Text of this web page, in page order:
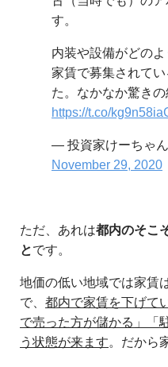
す。
内装や設備がどの
家賃で募集されて
た。なかなか驚きの
https://t.co/
— 投資家けーちゃ
November 29, 2020
ただ、あれは都内のそこ
とです。
地価の低い地域では家賃
で、 都内で家賃を下げて
で売った方が儲かる」「
う状態が来ます。だから